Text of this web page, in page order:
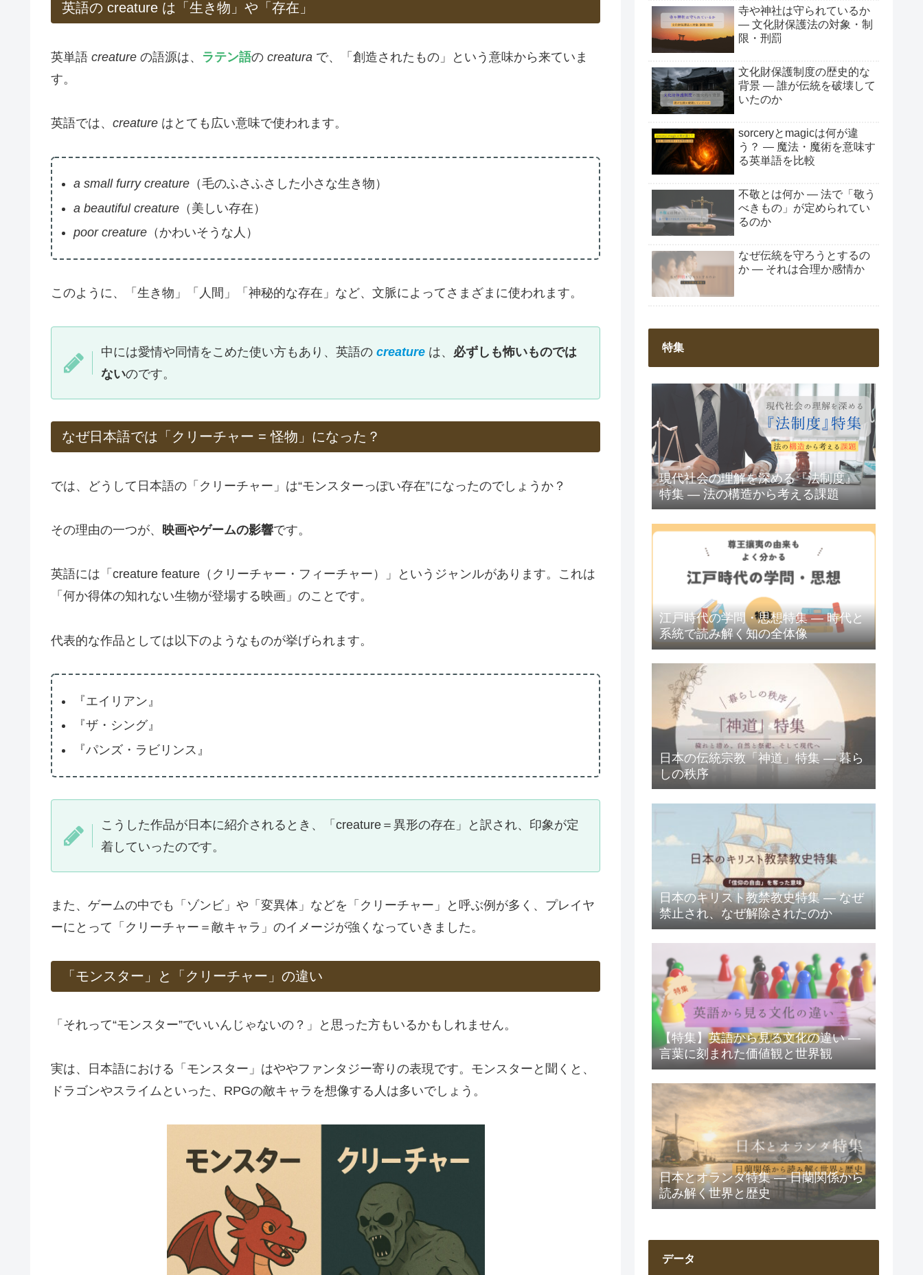
英語の creature は「生き物」や「存在」
英単語 creature の語源は、 ラテン語の creatura で、「創造されたもの」という意味から来ていま
す。
英語では、 creature はとても広い意味で使われます。
a small furry creature（毛のふさふさした小さな生き物）
a beautiful creature（美しい存在）
poor creature（かわいそうな人）
このように、「生き物」「人間」「神秘的な存在」など、文脈によってさまざまに使われます。
中には愛情や同情をこめた使い方もあり、英語の creature は、 必ずしも怖いものでは
ないのです。
なぜ日本語では「クリーチャー = 怪物」になった？
では、どうして日本語の「クリーチャー」は“モンスターっぽい存在”になったのでしょうか？
その理由の一つが、 映画やゲームの影響です。
英語には「creature feature（クリーチャー・フィーチャー）」というジャンルがあります。これは
「何か得体の知れない生物が登場する映画」のことです。
代表的な作品としては以下のようなものが挙げられます。
『エイリアン』
『ザ・シング』
『パンズ・ラビリンス』
こうした作品が日本に紹介されるとき、「creature＝異形の存在」と訳され、印象が定
着していったのです。
また、ゲームの中でも「ゾンビ」や「変異体」などを「クリーチャー」と呼ぶ例が多く、プレイヤ
ーにとって「クリーチャー＝敵キャラ」のイメージが強くなっていきました。
「モンスター」と「クリーチャー」の違い
「それって“モンスター”でいいんじゃないの？」と思った方もいるかもしれません。
実は、日本語における「モンスター」はややファンタジー寄りの表現です。モンスターと聞くと、
ドラゴンやスライムといった、RPGの敵キャラを想像する人は多いでしょう。
寺や神社は守られているか
― 文化財保護法の対象・制
限・刑罰
文化財保護制度の歴史的な
背景 ― 誰が伝統を破壊して
いたのか
sorceryとmagicは何が違
う？ ― 魔法・魔術を意味す
る英単語を比較
不敬とは何か ― 法で「敬う
べきもの」が定められてい
るのか
なぜ伝統を守ろうとするの
か ― それは合理か感情か
特集
現代社会の理解を深める『法制度』
特集 ― 法の構造から考える課題
江戸時代の学問・思想特集 ― 時代と
系統で読み解く知の全体像
日本の伝統宗教「神道」特集 ― 暮ら
しの秩序
日本のキリスト教禁教史特集 ― なぜ
禁止され、なぜ解除されたのか
【特集】英語から見る文化の違い ―
言葉に刻まれた価値観と世界観
日本とオランダ特集 ― 日蘭関係から
読み解く世界と歴史
データ